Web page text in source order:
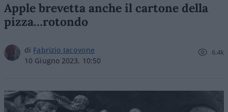
Apple brevetta anche il cartone della
pizza…rotondo
di Fabrizio Iacovone
10 Giugno 2023, 10:50
6.4k